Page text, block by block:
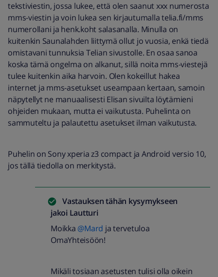
tekstiviestin, jossa lukee, että olen saanut xxx numerosta
mms-viestin ja voin lukea sen kirjautumalla telia.fi/mms
numerollani ja henk.koht salasanalla. Minulla on
kuitenkin Saunalahden liittymä ollut jo vuosia, enkä tiedä
omistavani tunnuksia Telian sivustolle. En osaa sanoa
koska tämä ongelma on alkanut, sillä noita mms-viestejä
tulee kuitenkin aika harvoin. Olen kokeillut hakea
internet ja mms-asetukset useampaan kertaan, samoin
näpytellyt ne manuaalisesti Elisan sivuilta löytämieni
ohjeiden mukaan, mutta ei vaikutusta. Puhelinta on
sammuteltu ja palautettu asetukset ilman vaikutusta.
Puhelin on Sony xperia z3 compact ja Android versio 10,
jos tällä tiedolla on merkitystä.
Vastauksen tähän kysymykseen
jakoi Lautturi
Moikka @Mard ja tervetuloa
OmaYhteisöön!
Mikäli tosiaan asetusten tulisi olla oikein